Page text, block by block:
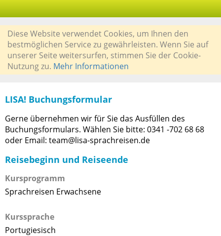
Diese Website verwendet Cookies, um Ihnen den
bestmöglichen Service zu gewährleisten. Wenn Sie auf
unserer Seite weitersurfen, stimmen Sie der Cookie-
Nutzung zu. Mehr Informationen
LISA! Buchungsformular
Gerne übernehmen wir für Sie das Ausfüllen des
Buchungsformulars. Wählen Sie bitte: 0341 -702 68 68
oder Email: team@lisa-sprachreisen.de
Reisebeginn und Reiseende
Kursprogramm
Sprachreisen Erwachsene
Kurssprache
Portugiesisch